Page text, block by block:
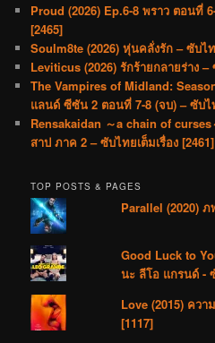
Proud (2026) Ep.6-8 พราว ตอนที่
[2465]
Soulm8te (2026) หุ่นคลั่งรัก – ซับไท
Leviticus (2026) รักร้ายกลายร่าง –
The Vampires of Midland:
แลนด์ ซีซัน 2 ตอนที่ 7-8 (จบ) – ซับไ
Rensakaidan ～a chain of
สาป ภาค 2 – ซับไทยเต็มเรื่อง [2461]
TOP POSTS & PAGES
Parallel (2020)
Good Luck to
นะ ลีโอ แกรนด์ -
Love (2015) ควา
[1117]